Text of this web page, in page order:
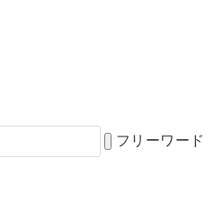
フリーワード